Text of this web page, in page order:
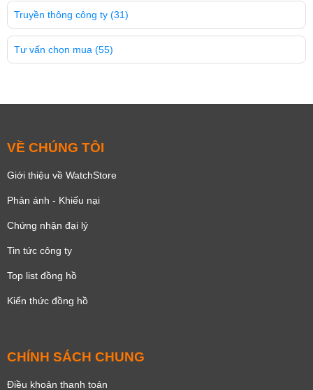
Truyền thông công ty (31)
Tư vấn chọn mua (55)
VỀ CHÚNG TÔI
Giới thiệu về WatchStore
Phản ánh - Khiếu nại
Chứng nhận đại lý
Tin tức công ty
Top list đồng hồ
Kiến thức đồng hồ
CHÍNH SÁCH CHUNG
Điều khoản thanh toán